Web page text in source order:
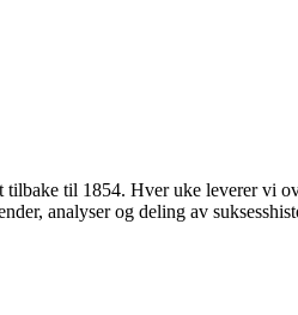
til 1854. Hver uke leverer vi
analyser og deling av